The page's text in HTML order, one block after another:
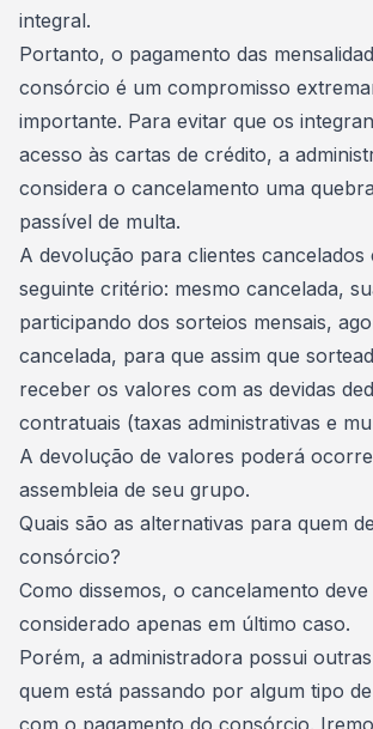
integral.
Portanto, o pagamento das
consórcio é um compromisso
importante. Para evitar que os
acesso às cartas de crédito, a
considera o cancelamento uma
passível de multa.
A devolução para clientes cancelados
seguinte critério: mesmo cancelada,
participando dos sorteios mensais,
cancelada, para que assim que
receber os valores com as devidas
contratuais (taxas administrativas e
A devolução de valores poderá
assembleia de seu grupo.
Quais são as alternativas para quem
consórcio?
Como dissemos, o cancelamento
considerado apenas em último caso.
Porém, a administradora possui
quem está passando por algum tipo de
com o pagamento do consórcio .